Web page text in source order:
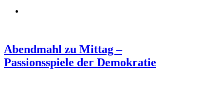
Abendmahl zu Mittag –
Passionsspiele der Demokratie